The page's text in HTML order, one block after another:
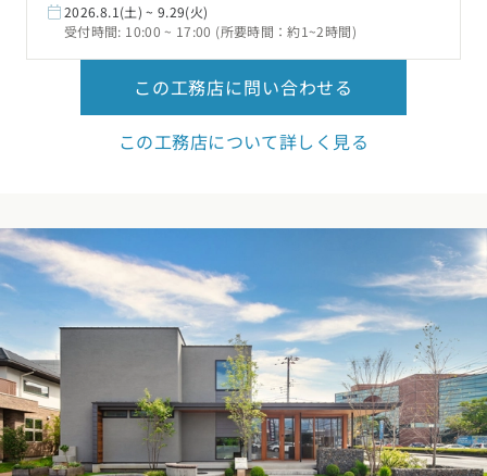
2026.8.1(土) ~ 9.29(火)
受付時間: 10:00 ~ 17:00 (所要時間：約1~2時間)
この工務店に問い合わせる
この工務店について詳しく見る